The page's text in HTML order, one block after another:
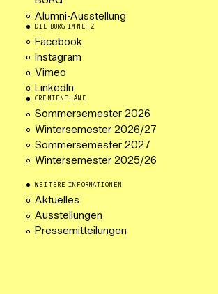
Alumni-Ausstellung
DIE BURG IM NETZ
Facebook
Instagram
Vimeo
LinkedIn
GREMIENPLÄNE
Sommersemester 2026
Wintersemester 2026/27
Sommersemester 2027
Wintersemester 2025/26
WEITERE INFORMATIONEN
Aktuelles
Ausstellungen
Pressemitteilungen